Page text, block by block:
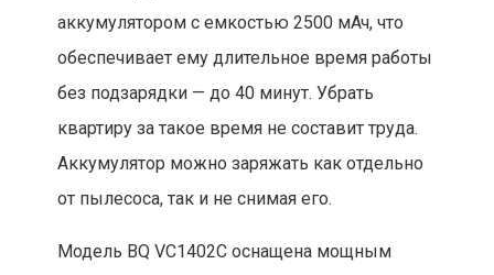
аккумулятором с емкостью 2500 мАч, что
обеспечивает ему длительное время работы
без подзарядки — до 40 минут. Убрать
квартиру за такое время не составит труда.
Аккумулятор можно заряжать как отдельно
от пылесоса, так и не снимая его.
Модель BQ VC1402C оснащена мощным